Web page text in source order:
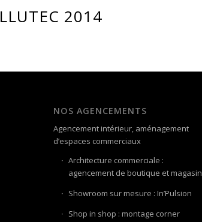
2014
NOS AGENCEMENTS
Agencement intérieur, aménagement
d’espaces commerciaux
Architecture commerciale :
agencement de boutique et magasin
Showroom sur mesure : In’Pulsion
Shop in shop : montage corner